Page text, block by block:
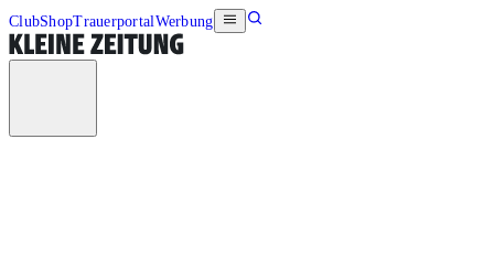
ClubShopTrauerportalWerbung